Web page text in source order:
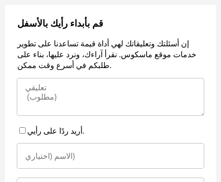
قم بأبداء رأيك بالأسفل
إن أسئلتك وتعليقاتك لهي أداة قيمة تساعدنا على تطوير
خدمات موقع ماسكوس. نقرأ آراءك، ونرد عليها، بناء على
طلبكم في أسرع وقت ممكن.
أريد ردًا على رأيي.